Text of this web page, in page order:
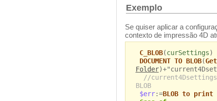
Exemplo
Se quiser aplicar a
contexto de impressão 4D
C_BLOB(curSettings)
DOCUMENT TO BLOB(
Folder
//
BLOB
$err:=BLOB to